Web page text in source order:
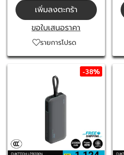
เพิ่มลงตะกร้า
ขอใบเสนอราคา
รายการโปรด
-38%